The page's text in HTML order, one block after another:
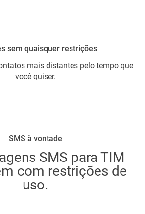
sem quaisquer restrições
mais distantes pelo tempo que
você quiser.
SMS à vontade
SMS para TIM
com restrições de
uso.